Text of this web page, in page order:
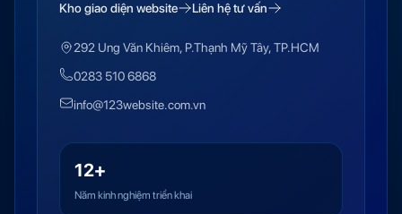
Kho giao diện website Liên hệ tư vấn
292 Ung Văn Khiêm, P.Thạnh Mỹ Tây, TP.HCM
0283 510 6868
info@123website.com.vn
12+
Năm kinh nghiệm triển khai